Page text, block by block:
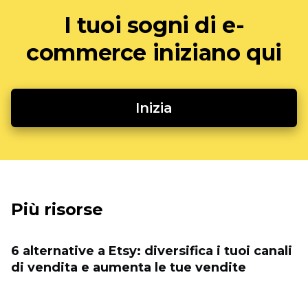
I tuoi sogni di e-
commerce iniziano qui
Inizia
Più risorse
6 alternative a Etsy: diversifica i tuoi canali
di vendita e aumenta le tue vendite